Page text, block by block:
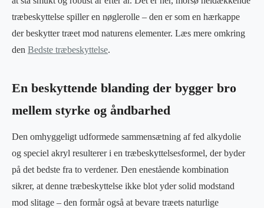
træbeskyttelse spiller en nøglerolle – den er som en hærkappe
der beskytter træet mod naturens elementer. Læs mere omkring
den Bedste træbeskyttelse.
En beskyttende blanding der bygger bro
mellem styrke og åndbarhed
Den omhyggeligt udformede sammensætning af fed alkydolie
og speciel akryl resulterer i en træbeskyttelsesformel, der byder
på det bedste fra to verdener. Den enestående kombination
sikrer, at denne træbeskyttelse ikke blot yder solid modstand
mod slitage – den formår også at bevare træets naturlige